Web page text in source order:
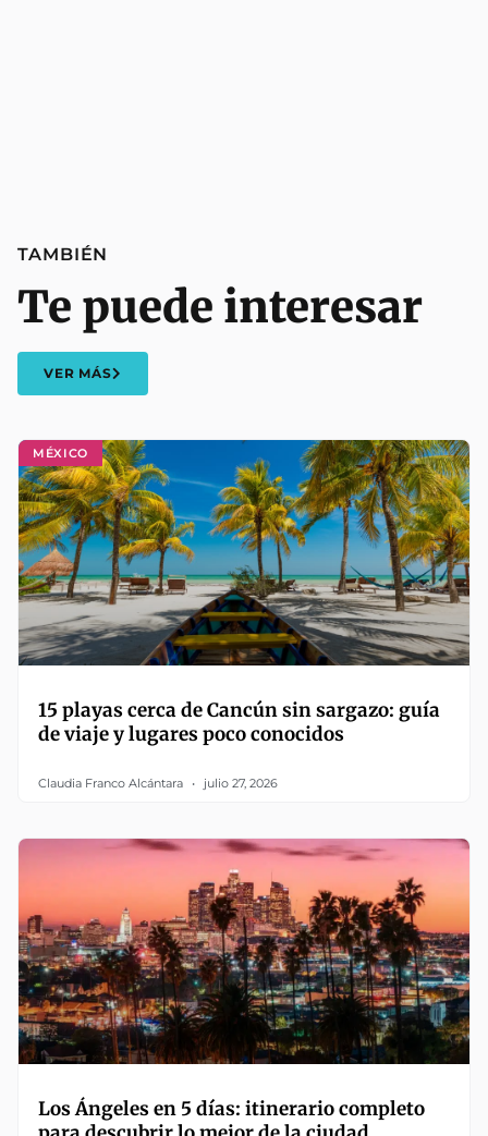
MÉXICO
15 playas cerca de Cancún sin sargazo: guía
de viaje y lugares poco conocidos
Claudia Franco Alcántara julio 27, 2026
Los Ángeles en 5 días: itinerario completo
TAMBIÉN
Te puede interesar
VER MÁS